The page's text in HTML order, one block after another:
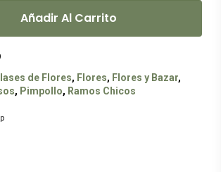
Añadir Al Carrito
de Flores, Flores, Flores y Bazar,
, Pimpollo, Ramos Chicos